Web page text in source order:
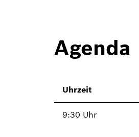
Agenda
Uhrzeit
9:30 Uhr